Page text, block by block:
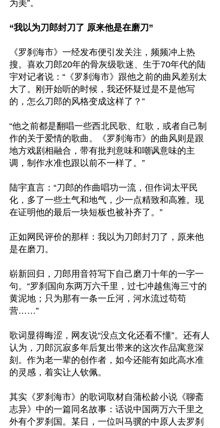
为美”。
“我以为刀郎封刀了 原来他是在磨刀”
《罗刹海市》一经发布便引发关注，频频冲上热
搜。喜欢刀郎20年的骨灰级歌迷、生于70年代的陆
宇对记者说：“《罗刹海市》跟他之前的曲风差别太
大了。刚开始听的时候，我还怀疑过是不是他写
的，怎么刀郎的风格变成这样了？”
“他之前都是翻唱一些西北民歌、红歌，或者自己制
作的关于爱情的歌曲。《罗刹海市》的曲风则是跟
地方戏剧相融合，带有批判意味和嘲讽意味的主
调，制作水准也跟以前不一样了。”
陆宇直言：“刀郎的作曲唱功一流，但作词太平民
化，多了一些土气和地气，少一点精致和高雅。现
在证明他的最后一块短板也被补齐了。”
正如网民评价的那样：我以为刀郎封刀了，原来他
是在磨刀。
崭新回归，刀郎用音符写下自己磨刀十年的一字一
句。“罗刹国向东两万六千里，过七冲越焦海三寸的
黄泥地；只为那有一条一丘河，河水流过苟苟
营……”
歌词显得晦涩，网友说“没点文化还看不懂”。还有人
认为，刀郎沉寂多年后复出带来的这次作品寓意深
刻。作为老一辈的创作者，如今还能有如此高水准
的灵感，着实让人钦佩。
其实《罗刹海市》的歌词取材自蒲松龄小说《聊斋
志异》中的一篇同名故事：话说中国两万六千里之
外有个罗刹国。某日，一位叫马骥的中原人去罗刹